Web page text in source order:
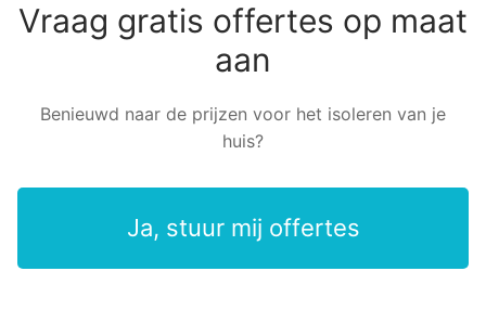
Vraag gratis offertes op maat
aan
Benieuwd naar de prijzen voor het isoleren van je
huis?
Ja, stuur mij offertes